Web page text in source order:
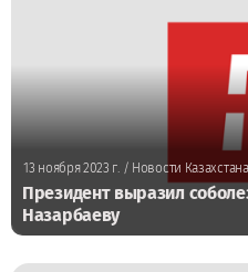
13 ноября 2023 г. / Новости Казахстана
Президент выразил
Назарбаеву